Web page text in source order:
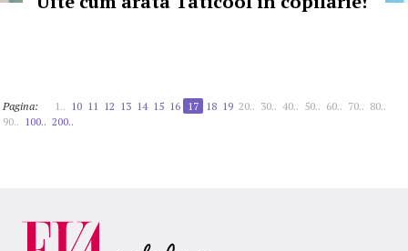
Pagina: 1.. 10 11 12 13 14 15 16 17 18 19 20.. 30.. 40.. 50.. 60.. 70.. 80..
90.. 100.. 200..